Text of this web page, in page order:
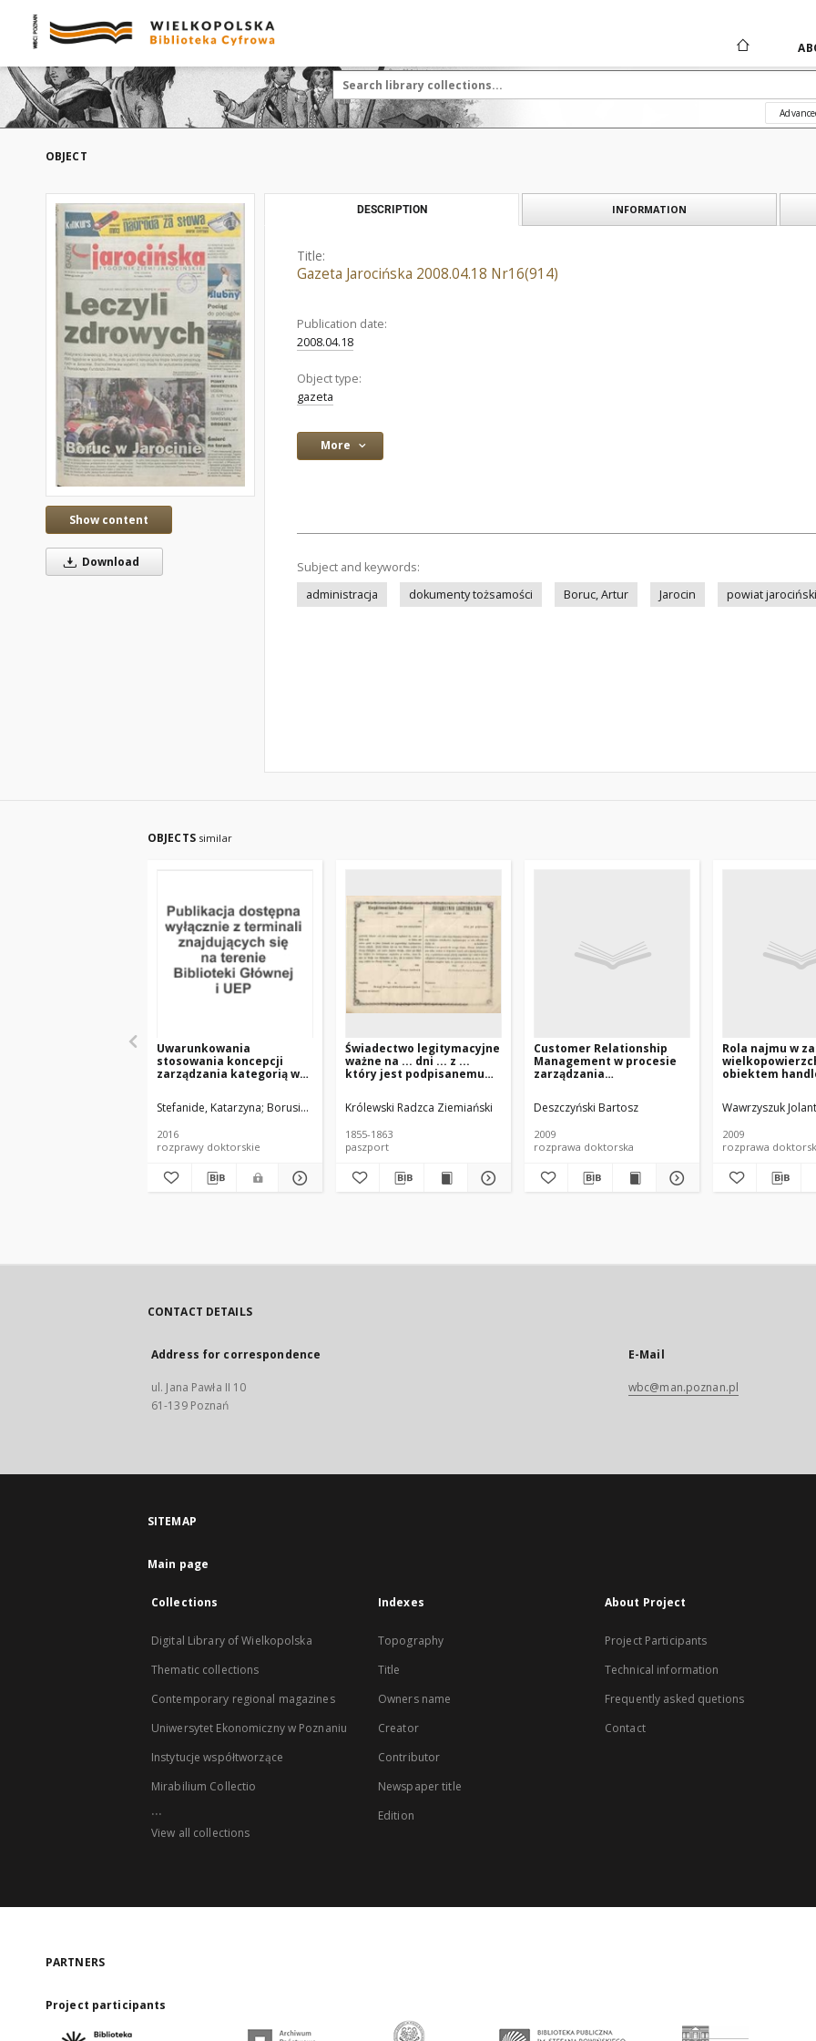
OBJECT
Show content
Download
DESCRIPTION INFORMATION
Title:
Gazeta Jarocińska 2008.04.18 Nr16(914)
Publication date:
2008.04.18
Object type:
gazeta
More
Subject and keywords:
administracja
dokumenty tożsamości Boruc, Artur Jarocin powiat jarociński
OBJECTS similar
Uwarunkowania
stosowania koncepcji
zarządzania kategorią w
handlowym
Stefanide, Katarzyna Borusiak, Barbara (promotor)
2016
rozprawy doktorskie
Świadectwo legitymacyjne
ważne na ... dni ... z ...
który jest podpisanemu
niepodejrzany
wylegitymowany, udziela
legitymacyjne w celu
odbycia podróźy do ... w
powrót do swego domu
(Inc.)
Królewski Radzca Ziemiański
1855-1863
paszport
Customer Relationship
Management w procesie
zarządzania
przedsiębiorstwem
Deszczyński Bartosz
2009
rozprawa doktorska
Rola najmu w
obiektem
Wawrzyszuk
2009
rozprawa
CONTACT DETAILS
Address for correspondence
ul. Jana Pawła II 10
61-139 Poznań
E-Mail
wbc@man.poznan.pl
SITEMAP
Main page
Collections
Digital Library of Wielkopolska
Thematic collections
Contemporary regional magazines
Uniwersytet Ekonomiczny w Poznaniu
Instytucje współtworzące
Mirabilium Collectio
...
View all collections
Indexes
Topography
Title
Owners name
Creator
Contributor
Newspaper title
Edition
About Project
Project Participants
Technical information
Frequently asked quetions
Contact
PARTNERS
Project participants